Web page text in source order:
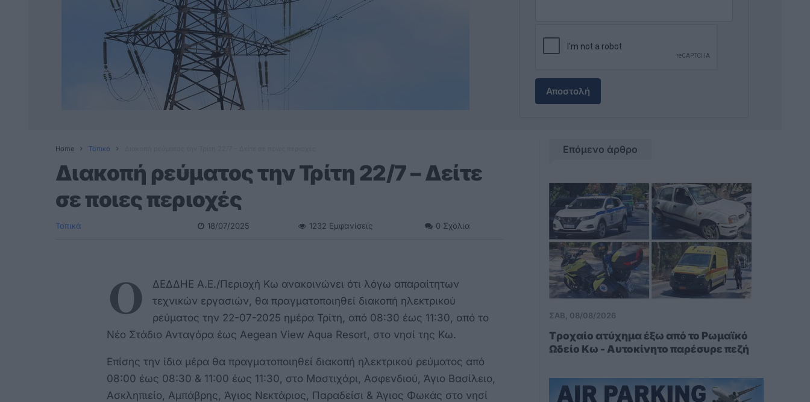
Αποστολή
Home Τοπικά
Διακοπή ρεύματος την Τρίτη 22/7 – Δείτε
σε ποιες περιοχές
Τοπικά 18/07/2025 1232 Εμφανίσεις 0 Σχόλια
Ο
ΔΕΔΔΗΕ Α.Ε./Περιοχή Κω ανακοινώνει ότι λόγω απαραίτητων
τεχνικών εργασιών, θα πραγματοποιηθεί διακοπή ηλεκτρικού
ρεύματος την 22-07-2025 ημέρα Τρίτη, από 08:30 έως 11:30, από το
Νέο Στάδιο Ανταγόρα έως Aegean View Aqua Resort, στο νησί της Κω.
Επίσης την ίδια μέρα θα πραγματοποιηθεί διακοπή ηλεκτρικού ρεύματος από
08:00 έως 08:30 & 11:00 έως 11:30, στο Μαστιχάρι, Ασφενδιού, Άγιο Βασίλειο,
Ασκληπιείο, Αμπάβρης, Άγιος Νεκτάριος, Παραδείσι & Άγιος Φωκάς στο νησί
Επόμενο άρθρο
ΣΑΒ, 08/08/2026
Tροχαίο ατύχημα έξω από το Ρωμαϊκό
Ωδείο Kω - Αυτοκίνητο παρέσυρε πεζή